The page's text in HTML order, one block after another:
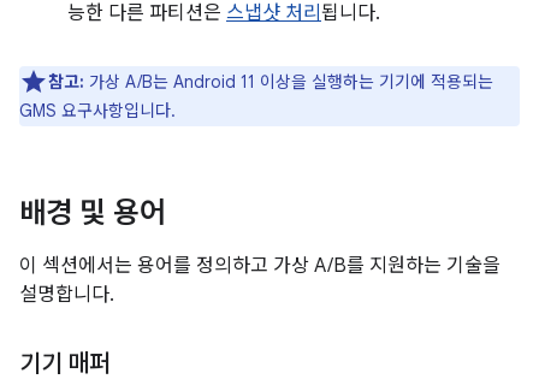
능한 다른 파티션은 스냅샷 처리 됩니다.
참고: 가상 A/B는 Android 11 이상을 실행하는 기기에 적용되는
GMS 요구사항입니다.
배경 및 용어
이 섹션에서는 용어를 정의하고 가상 A/B를 지원하는 기술을
설명합니다.
기기 매퍼